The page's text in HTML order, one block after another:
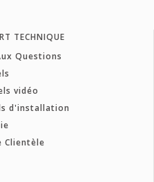
TECHNIQUE
Questions
vidéo
d'installation
Clientèle